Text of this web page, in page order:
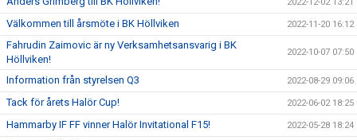
2022-12-02 13:21
Välkommen till årsmöte i BK Höllviken 2022-11-20 16:12
Fahrudin Zaimovic är ny Verksamhetsansvarig i BK
Höllviken!
2022-10-07 07:50
Information från styrelsen Q3 2022-08-29 09:06
Tack för årets Halör Cup! 2022-06-02 18:25
Hammarby IF FF vinner Halör Invitational F15! 2022-05-28 18:24